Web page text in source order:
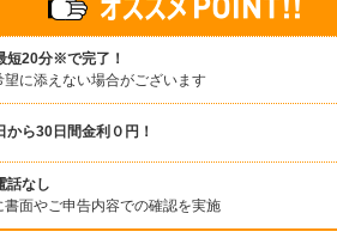
短20分※で完了！
に添えない場合がございます
ら30日間金利０円！
話なし
面やご申告内容での確認を実施